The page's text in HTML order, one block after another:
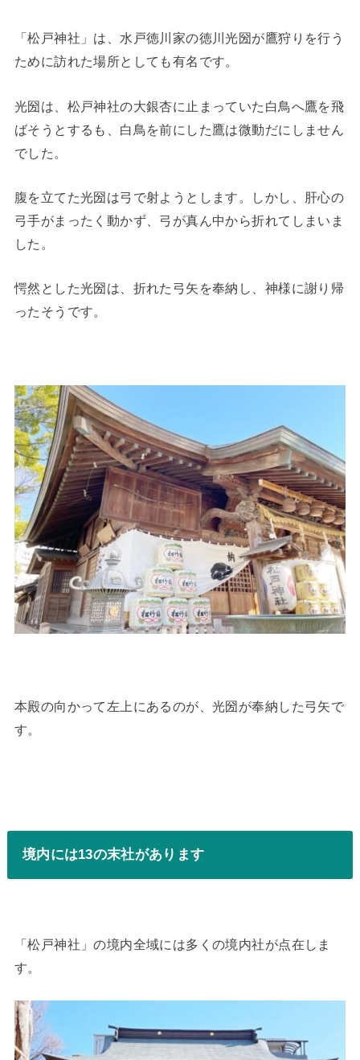
「松戸神社」は、水戸徳川家の徳川光圀が鷹狩りを行う
ために訪れた場所としても有名です。
光圀は、松戸神社の大銀杏に止まっていた白鳥へ鷹を飛
ばそうとするも、白鳥を前にした鷹は微動だにしません
でした。
腹を立てた光圀は弓で射ようとします。しかし、肝心の
弓手がまったく動かず、弓が真ん中から折れてしまいま
した。
愕然とした光圀は、折れた弓矢を奉納し、神様に謝り帰
ったそうです。
本殿の向かって左上にあるのが、光圀が奉納した弓矢で
す。
境内には13の末社があります
「松戸神社」の境内全域には多くの境内社が点在しま
す。